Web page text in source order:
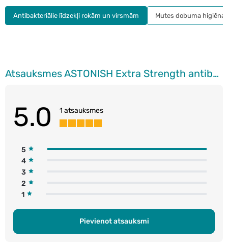
Atsauksmes ASTONISH Extra Strength antibakteriāls tīrīšanas līdzeklis, 750ml
5.0 1 atsauksmes
5
4
3
2
1
Pievienot atsauksmi
Antibakteriālie līdzekļi rokām un virsmām Mutes dobuma higiēna